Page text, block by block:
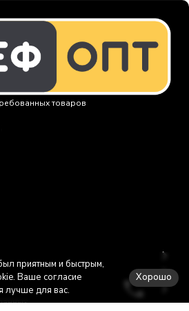
товаров
приятным и быстрым,
Ваше согласие
лучше для вас.
Хорошо